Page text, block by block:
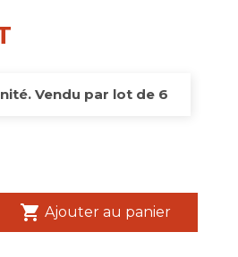
Vendu par lot de 6
shopping_cart Ajouter au panier